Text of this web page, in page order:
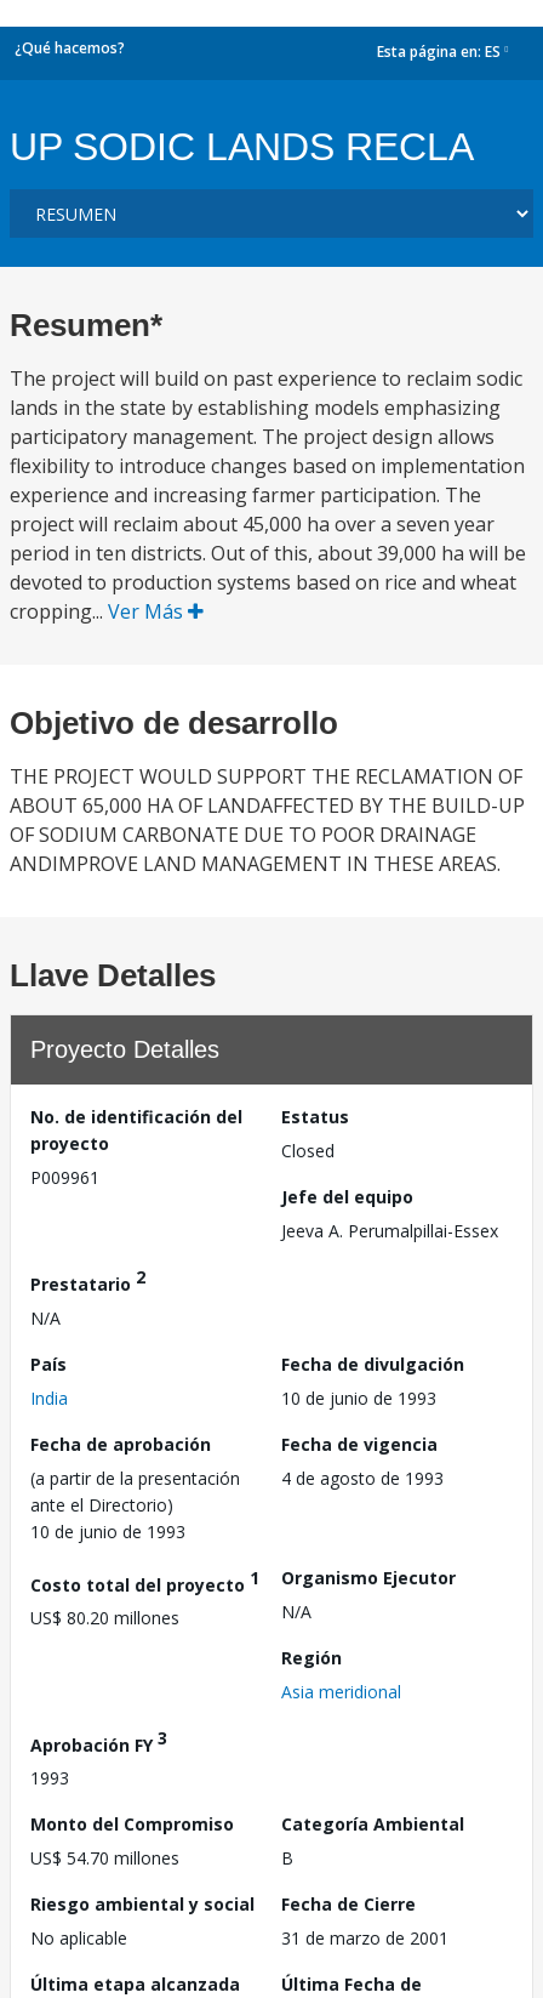
¿Qué hacemos? Esta página en: ES
UP SODIC LANDS RECLA
Resumen*
The project will build on past experience to reclaim sodic
lands in the state by establishing models emphasizing
participatory management. The project design allows
flexibility to introduce changes based on implementation
experience and increasing farmer participation. The
project will reclaim about 45,000 ha over a seven year
period in ten districts. Out of this, about 39,000 ha will be
devoted to production systems based on rice and wheat
cropping... Ver Más
Objetivo de desarrollo
THE PROJECT WOULD SUPPORT THE RECLAMATION OF
ABOUT 65,000 HA OF LANDAFFECTED BY THE BUILD-UP
OF SODIUM CARBONATE DUE TO POOR DRAINAGE
ANDIMPROVE LAND MANAGEMENT IN THESE AREAS.
Llave Detalles
Proyecto Detalles
No. de identificación del
proyecto
P009961
Estatus
Closed
Jefe del equipo
Jeeva A. Perumalpillai-Essex
Prestatario 2
N/A
País
India
Fecha de divulgación
10 de junio de 1993
Fecha de aprobación
(a partir de la presentación
ante el Directorio)
10 de junio de 1993
Fecha de vigencia
4 de agosto de 1993
Costo total del proyecto 1
US$ 80.20 millones
Organismo Ejecutor
N/A
Región
Asia meridional
Aprobación FY3
1993
Monto del Compromiso
US$ 54.70 millones
Categoría Ambiental
B
Riesgo ambiental y social
No aplicable
Fecha de Cierre
31 de marzo de 2001
Última etapa alcanzada
Última Fecha de